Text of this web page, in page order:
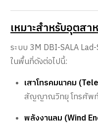
เหมาะสำหรับอุตสา
ระบบ 3M DBI-SALA
ในพื้นที่ดังต่อไปนี้:
เสาโทรคมนาคม
สัญญาณวิทยุ โทรศัพ
พลังงานลม (Wind